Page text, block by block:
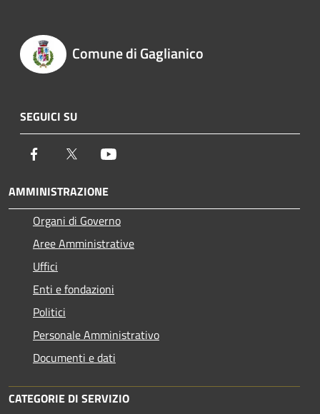
Comune di Gaglianico
SEGUICI SU
Facebook Twitter
AMMINISTRAZIONE
Organi di Governo
Aree Amministrative
Uffici
Enti e fondazioni
Politici
Personale Amministrativo
Documenti e dati
CATEGORIE DI SERVIZIO